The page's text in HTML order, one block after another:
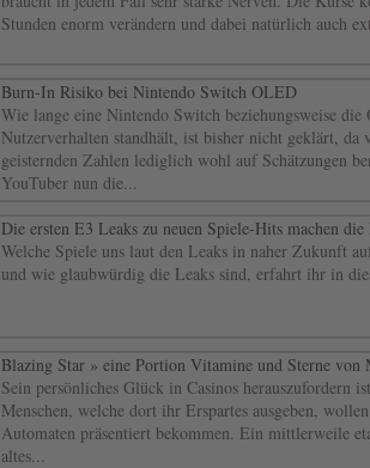
Stunden enorm verändern und dabei natürlich auch
Burn-In Risiko bei Nintendo Switch OLED
Wie lange eine Nintendo Switch beziehungsweise
Nutzerverhalten standhält, ist bisher nicht geklärt,
geisternden Zahlen lediglich wohl auf Schätzungen
YouTuber nun die...
Die ersten E3 Leaks zu neuen Spiele-Hits machen die
Welche Spiele uns laut den Leaks in naher Zukunft
und wie glaubwürdig die Leaks sind, erfahrt ihr in
Blazing Star » eine Portion Vitamine und Sterne von
Sein persönliches Glück in Casinos herauszufordern
Menschen, welche dort ihr Erspartes ausgeben,
Automaten präsentiert bekommen. Ein mittlerweile
altes...